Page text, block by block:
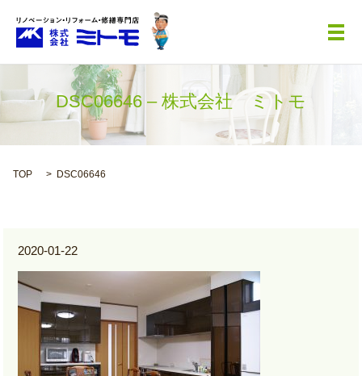
メ
DSC06646 – 株式会社 ミトモ
TOP DSC06646
2020-01-22